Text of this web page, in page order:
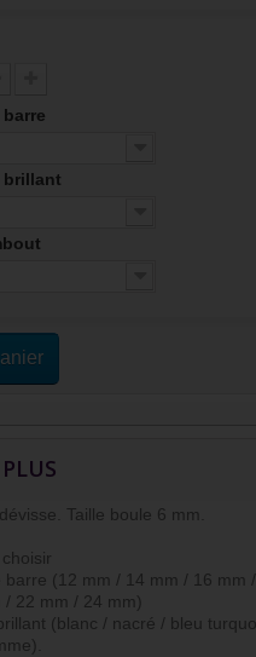
brillant
Taille boule 6 mm.
barre (12 mm / 14 mm / 16 mm
/ 22 mm / 24 mm)
(blanc / nacré / bleu